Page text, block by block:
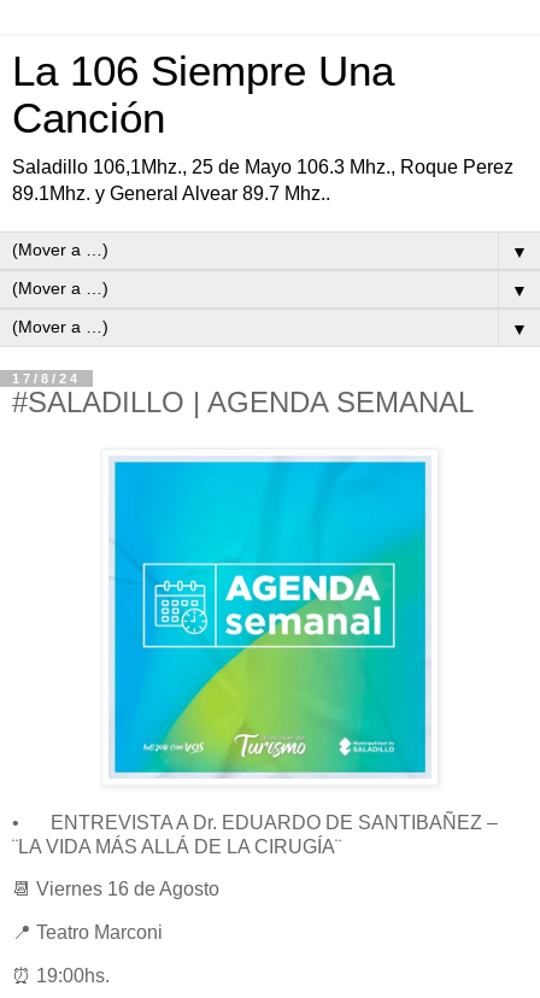
La 106 Siempre Una
Canción
Saladillo 106,1Mhz., 25 de Mayo 106.3 Mhz., Roque Perez
89.1Mhz. y General Alvear 89.7 Mhz..
▼
▼
▼
17/8/24
#SALADILLO | AGENDA SEMANAL
•
ENTREVISTA A Dr. EDUARDO DE SANTIBAÑEZ –
¨LA VIDA MÁS ALLÁ DE LA CIRUGÍA¨
📆 Viernes 16 de Agosto
📍 Teatro Marconi
⏰ 19:00hs.